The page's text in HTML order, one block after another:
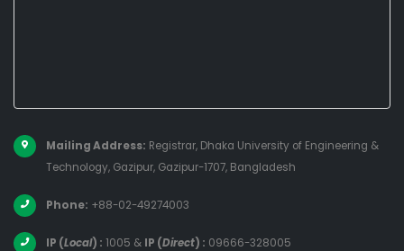
Mailing Address: Registrar, Dhaka University of Engineering &
Technology, Gazipur, Gazipur-1707, Bangladesh
Phone: +88-02-49274003
IP (Local) : 1005 & IP (Direct) : 09666-328005